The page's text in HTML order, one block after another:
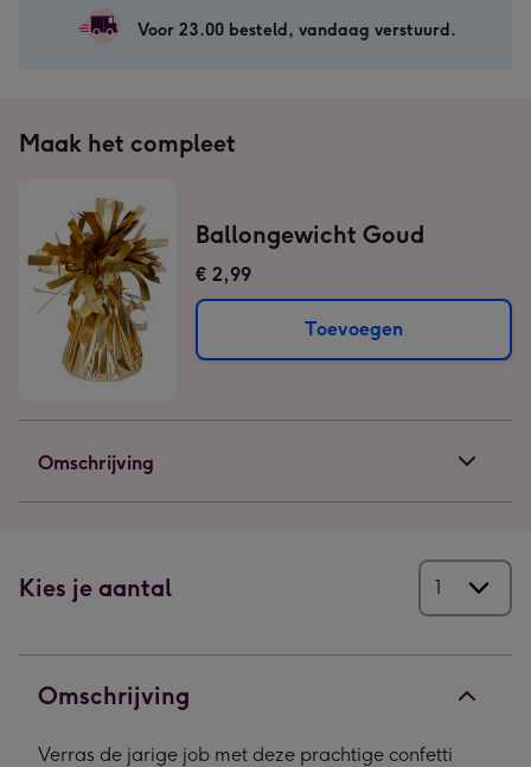
2
Voor 23.00 besteld, vandaag verstuurd.
Maak het compleet
Ballongewicht Goud
€ 2,99
Toevoegen
Omschrijving
Kies je aantal
Omschrijving
Verras de jarige job met deze prachtige confetti